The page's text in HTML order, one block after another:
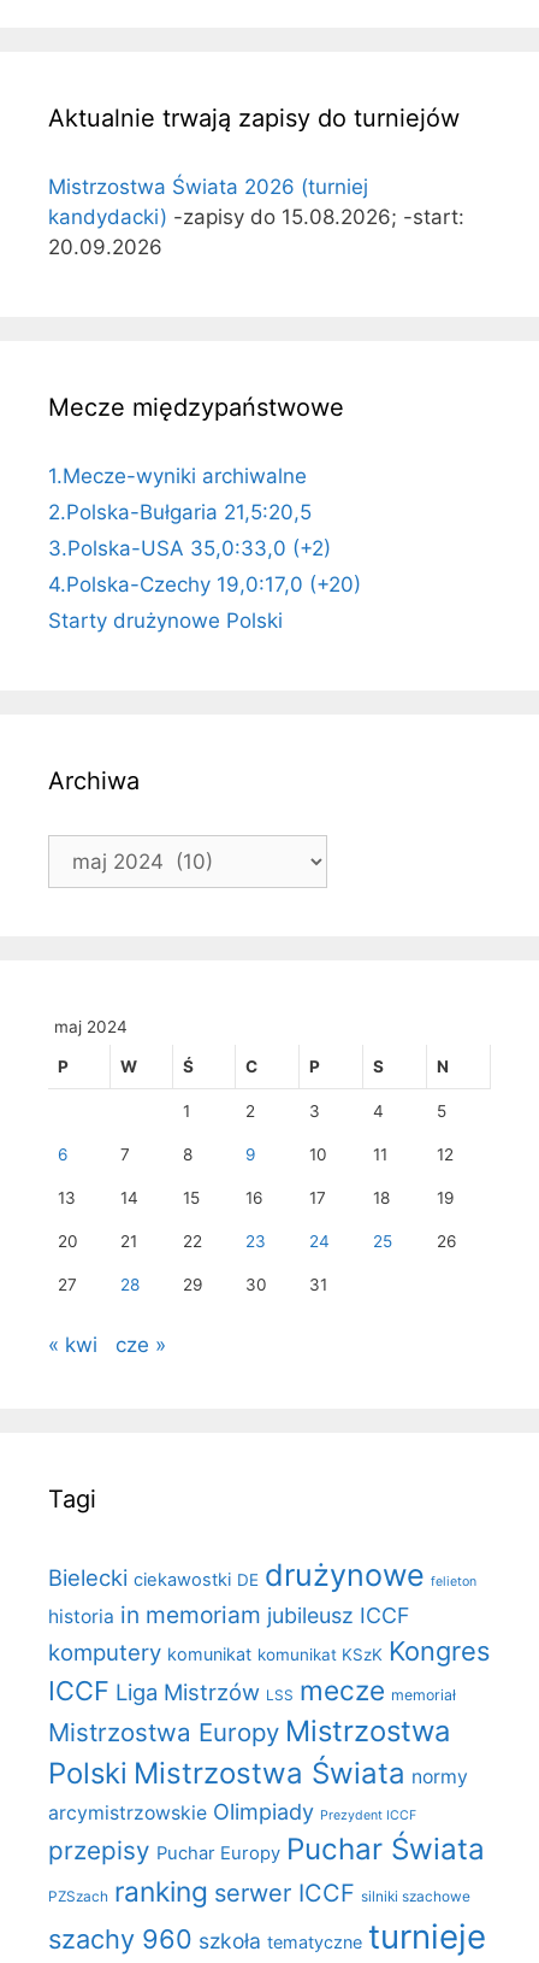
Aktualnie trwają zapisy do turniejów
Mistrzostwa Świata 2026 (turniej
kandydacki) -zapisy do 15.08.2026; -start:
20.09.2026
Mecze międzypaństwowe
1.Mecze-wyniki archiwalne
2.Polska-Bułgaria 21,5:20,5
3.Polska-USA 35,0:33,0 (+2)
4.Polska-Czechy 19,0:17,0 (+20)
Starty drużynowe Polski
Archiwa
Archiwa
maj 2024
P W Ś C P S N
1 2 3 4 5
6 7 8 9 10 11 12
13 14 15 16 17 18 19
20 21 22 23 24 25 26
27 28 29 30 31
« kwi cze »
Tagi
Bielecki ciekawostki DE drużynowe felieton
historia in memoriam jubileusz ICCF
komputery komunikat komunikat KSzK Kongres
ICCF Liga Mistrzów LSS mecze memoriał
Mistrzostwa Europy Mistrzostwa
Polski Mistrzostwa Świata normy
arcymistrzowskie Olimpiady Prezydent ICCF
przepisy Puchar Europy Puchar Świata
PZSzach ranking serwer ICCF silniki szachowe
szachy 960 szkoła tematyczne turnieje